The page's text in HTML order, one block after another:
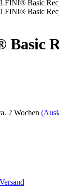
2 Wochen
Versand